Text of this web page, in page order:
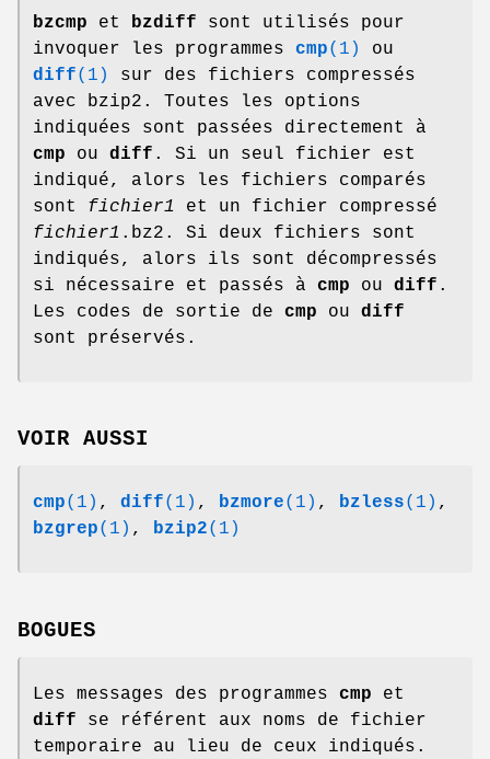
bzcmp et bzdiff sont utilisés pour
invoquer les programmes cmp(1)
ou
diff(1)
sur des fichiers compressés
avec bzip2. Toutes les options
indiquées sont passées directement à
cmp ou diff . Si un seul fichier est
indiqué, alors les fichiers comparés
sont fichier1 et un fichier compressé
fichier1 .bz2. Si deux fichiers sont
indiqués, alors ils sont décompressés
si nécessaire et passés à cmp ou diff .
Les codes de sortie de cmp ou diff
sont préservés.
VOIR AUSSI
cmp(1) , diff(1) , bzmore(1) , bzless(1) ,
bzgrep(1) , bzip2(1)
BOGUES
Les messages des programmes cmp et
diff se référent aux noms de fichier
temporaire au lieu de ceux indiqués.